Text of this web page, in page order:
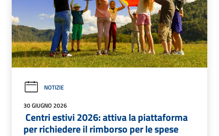
NOTIZIE
30 GIUGNO 2026
Centri estivi 2026: attiva la piattaforma
per richiedere il rimborso per le spese